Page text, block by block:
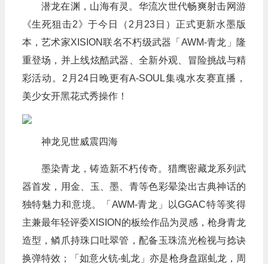
潜龙在渊，山海有灵。华流次世代畅爽射击网游
《生死狙击2》于今日（2月23日）正式更新水墨版
本，艺术家XISION联名不朽级武器「AWM-青龙」隆
重登场，并上线炫酷武器、全新外观、冒险挑战与精
彩活动。2月24日晚更有A-SOUL集魂水友赛直播，
美少女开黑花式秀操作！
神龙见世威震四海
墨染青龙，铸造新不朽传奇。猎鹰密藏龙系列武
器首发，用金、玉、墨、青等色彩晕染出古典神话的
独特魅力和意境。「AWM-青龙」以GGAC特等奖得
主兼最年轻评委XISION的板绘作品为灵感，枪身青龙
造型，鳞爪持珠口吐翠管，配备玉珠流光检视与捻诀
换弹特效；「如意火铳-虬龙」亦是枪身盘踞虬龙，周